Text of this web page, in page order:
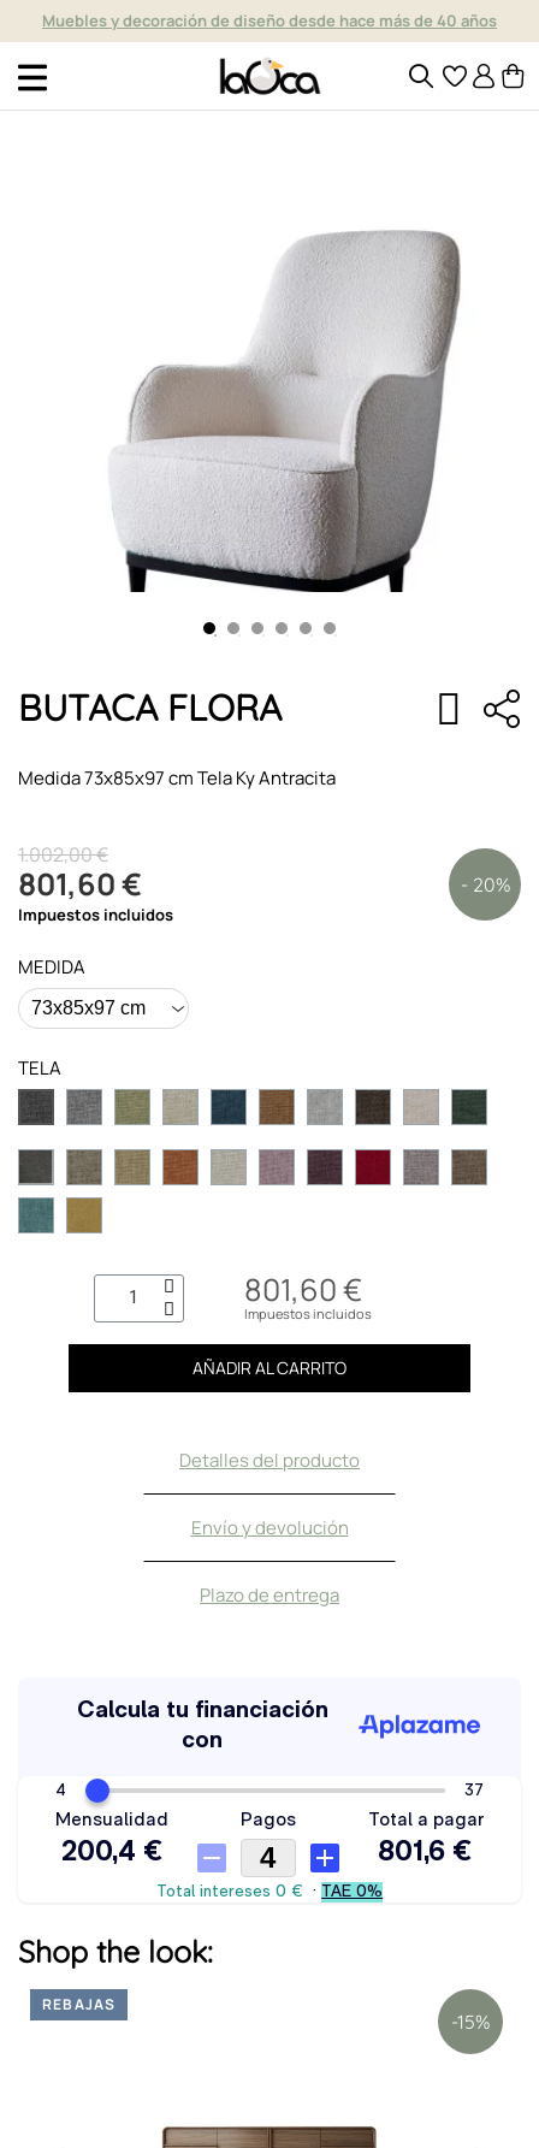
Muebles y decoración de diseño desde hace más de 40 años
BUTACA FLORA
Medida 73x85x97 cm Tela Ky Antracita
1.002,00 €
801,60 € - 20%
Impuestos incluidos
MEDIDA
TELA
801,60 €
Impuestos incluidos
AÑADIR AL CARRITO
Detalles del producto
Envío y devolución
Plazo de entrega
Shop the look:
-15%
REBAJAS